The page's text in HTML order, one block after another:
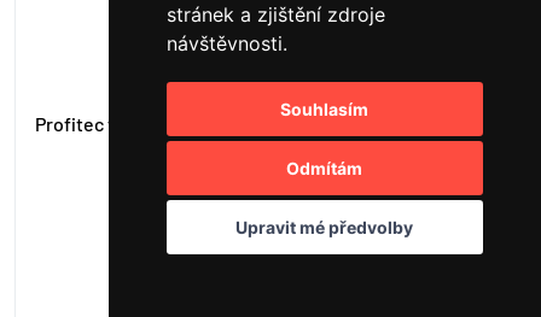
stránek a zjištění zdroje
návštěvnosti.
Souhlasím
Odmítám
Upravit mé předvolby
Profitec filtr (košík) 16-18g
245 Kč
dočasně vyprodáno